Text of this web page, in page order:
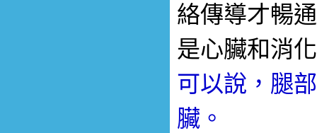
絡傳導才暢
是心臟和消
可以說，腿
臟。